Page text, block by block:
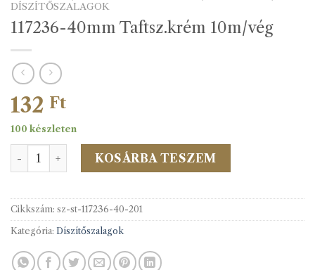
DÍSZÍTŐSZALAGOK
117236-40mm Taftsz.krém 10m/vég
132 Ft
100 készleten
117236-40mm Taftsz.krém 10m/vég mennyiség
KOSÁRBA TESZEM
Cikkszám: sz-st-117236-40-201
Kategória: Díszítőszalagok